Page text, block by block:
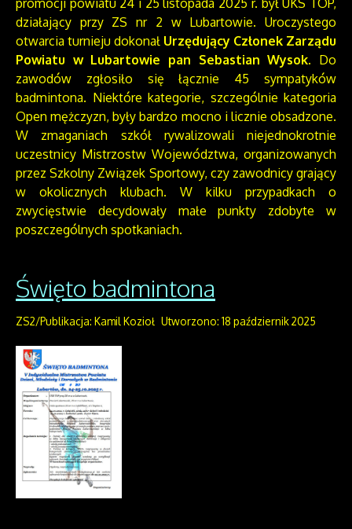
działający przy ZS nr 2 w Lubartowie. Uroczystego
otwarcia turnieju dokonał Urzędujący Członek Zarządu
Powiatu w Lubartowie pan Sebastian Wysok. Do
zawodów zgłosiło się łącznie 45 sympatyków
badmintona. Niektóre kategorie, szczególnie kategoria
Open mężczyzn, były bardzo mocno i licznie obsadzone.
W zmaganiach szkół rywalizowali niejednokrotnie
uczestnicy Mistrzostw Województwa, organizowanych
przez Szkolny Związek Sportowy, czy zawodnicy grający
w okolicznych klubach. W kilku przypadkach o
zwycięstwie decydowały małe punkty zdobyte w
poszczególnych spotkaniach.
Święto badmintona
ZS2/Publikacja: Kamil Kozioł Utworzono: 18 październik 2025